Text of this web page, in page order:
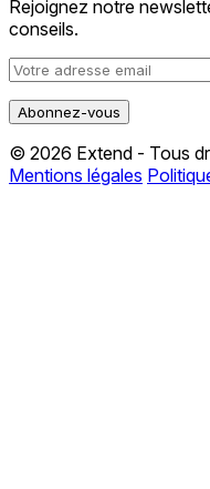
Rejoignez notre
conseils.
© 2026 Extend - Tous
Mentions légales